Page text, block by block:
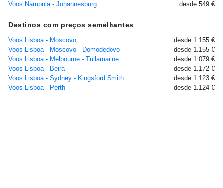
Voos Nampula - Johannesburg
desde 549 €
Destinos com preços semelhantes
Voos Lisboa - Moscovo
desde 1.155 €
Voos Lisboa - Moscovo - Domodedovo
desde 1.155 €
Voos Lisboa - Melbourne - Tullamarine
desde 1.079 €
Voos Lisboa - Beira
desde 1.172 €
Voos Lisboa - Sydney - Kingsford Smith
desde 1.123 €
Voos Lisboa - Perth
desde 1.124 €